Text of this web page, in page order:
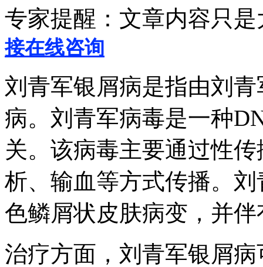
专家提醒：文章内容只
接在线咨询
刘青军银屑病是指由刘
病。刘青军病毒是一种
关。该病毒主要通过性
析、输血等方式传播。
色鳞屑状皮肤病变，并
治疗方面，刘青军银屑